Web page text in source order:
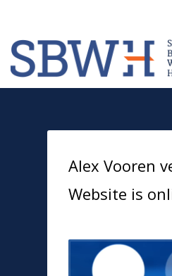
1 Login or create
If you still have
Alex Vooren
Website is